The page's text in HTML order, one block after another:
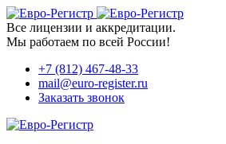
Все лицензии и аккредитации.
Мы работаем по всей России!
+7 (812) 467-48-33
mail@euro-register.ru
Заказать звонок